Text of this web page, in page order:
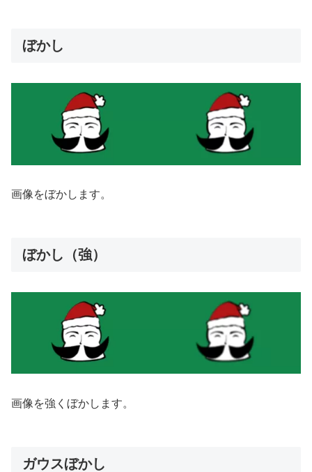
ぼかし
画像をぼかします。
ぼかし（強）
画像を強くぼかします。
ガウスぼかし